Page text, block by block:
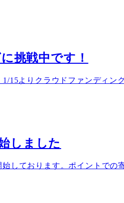
挑戦中です！
1/15よりクラウドファンディ
しました
しております。ポイントで